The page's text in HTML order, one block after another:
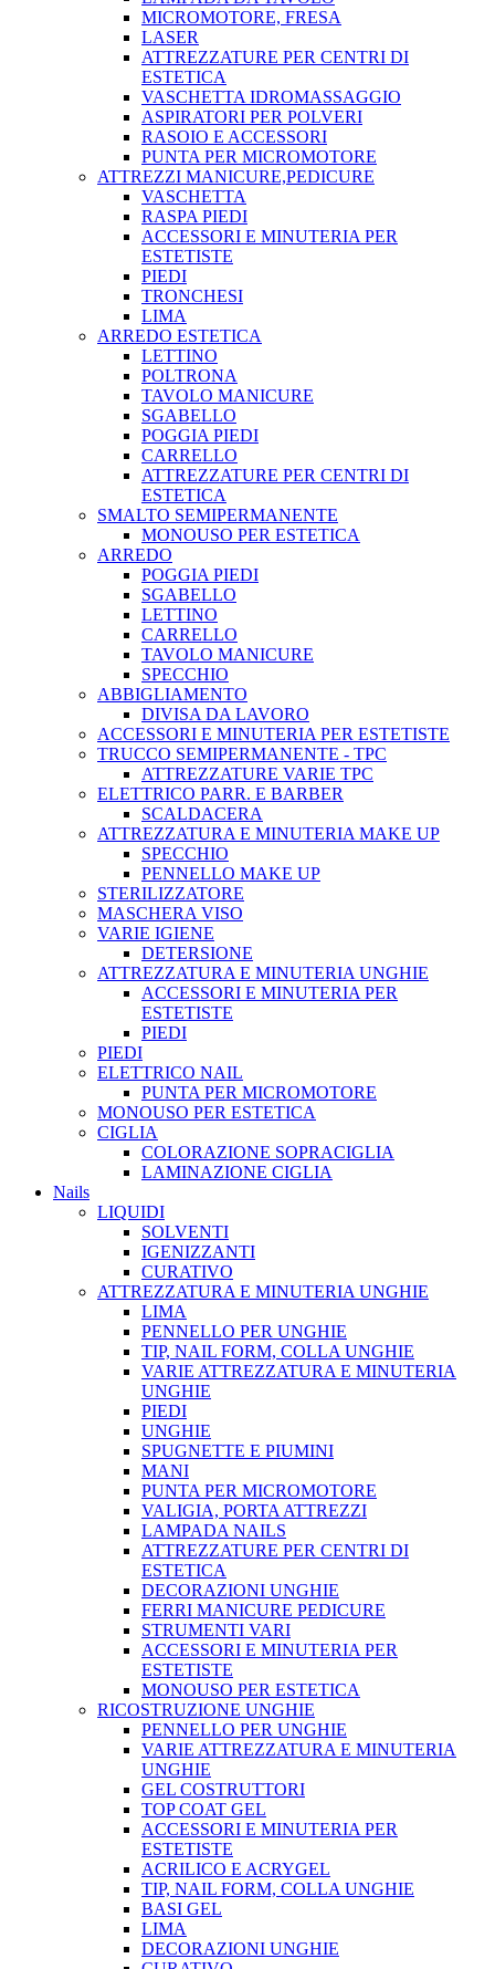
MICROMOTORE, FRESA
LASER
ATTREZZATURE PER CENTRI DI
ESTETICA
VASCHETTA IDROMASSAGGIO
ASPIRATORI PER POLVERI
RASOIO E ACCESSORI
PUNTA PER MICROMOTORE
ATTREZZI MANICURE,PEDICURE
VASCHETTA
RASPA PIEDI
ACCESSORI E MINUTERIA PER
ESTETISTE
PIEDI
TRONCHESI
LIMA
ARREDO ESTETICA
LETTINO
POLTRONA
TAVOLO MANICURE
SGABELLO
POGGIA PIEDI
CARRELLO
ATTREZZATURE PER CENTRI DI
ESTETICA
SMALTO SEMIPERMANENTE
MONOUSO PER ESTETICA
ARREDO
POGGIA PIEDI
SGABELLO
LETTINO
CARRELLO
TAVOLO MANICURE
SPECCHIO
ABBIGLIAMENTO
DIVISA DA LAVORO
ACCESSORI E MINUTERIA PER ESTETISTE
TRUCCO SEMIPERMANENTE - TPC
ATTREZZATURE VARIE TPC
ELETTRICO PARR. E BARBER
SCALDACERA
ATTREZZATURA E MINUTERIA MAKE UP
SPECCHIO
PENNELLO MAKE UP
STERILIZZATORE
MASCHERA VISO
VARIE IGIENE
DETERSIONE
ATTREZZATURA E MINUTERIA UNGHIE
ACCESSORI E MINUTERIA PER
ESTETISTE
PIEDI
PIEDI
ELETTRICO NAIL
PUNTA PER MICROMOTORE
MONOUSO PER ESTETICA
CIGLIA
COLORAZIONE SOPRACIGLIA
LAMINAZIONE CIGLIA
Nails
LIQUIDI
SOLVENTI
IGENIZZANTI
CURATIVO
ATTREZZATURA E MINUTERIA UNGHIE
LIMA
PENNELLO PER UNGHIE
TIP, NAIL FORM, COLLA UNGHIE
VARIE ATTREZZATURA E MINUTERIA
UNGHIE
PIEDI
UNGHIE
SPUGNETTE E PIUMINI
MANI
PUNTA PER MICROMOTORE
VALIGIA, PORTA ATTREZZI
LAMPADA NAILS
ATTREZZATURE PER CENTRI DI
ESTETICA
DECORAZIONI UNGHIE
FERRI MANICURE PEDICURE
STRUMENTI VARI
ACCESSORI E MINUTERIA PER
ESTETISTE
MONOUSO PER ESTETICA
RICOSTRUZIONE UNGHIE
PENNELLO PER UNGHIE
VARIE ATTREZZATURA E MINUTERIA
UNGHIE
GEL COSTRUTTORI
TOP COAT GEL
ACCESSORI E MINUTERIA PER
ESTETISTE
ACRILICO E ACRYGEL
TIP, NAIL FORM, COLLA UNGHIE
BASI GEL
LIMA
DECORAZIONI UNGHIE